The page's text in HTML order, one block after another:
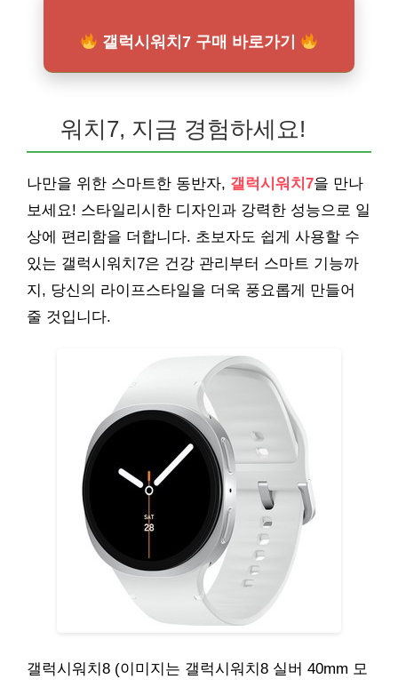
갤럭시워치7 구매 바로가기
워치7, 지금 경험하세요!
나만을 위한 스마트한 동반자, 갤럭시워치7을 만나
보세요! 스타일리시한 디자인과 강력한 성능으로 일
상에 편리함을 더합니다. 초보자도 쉽게 사용할 수
있는 갤럭시워치7은 건강 관리부터 스마트 기능까
지, 당신의 라이프스타일을 더욱 풍요롭게 만들어
줄 것입니다.
갤럭시워치8 (이미지는 갤럭시워치8 실버 40mm 모